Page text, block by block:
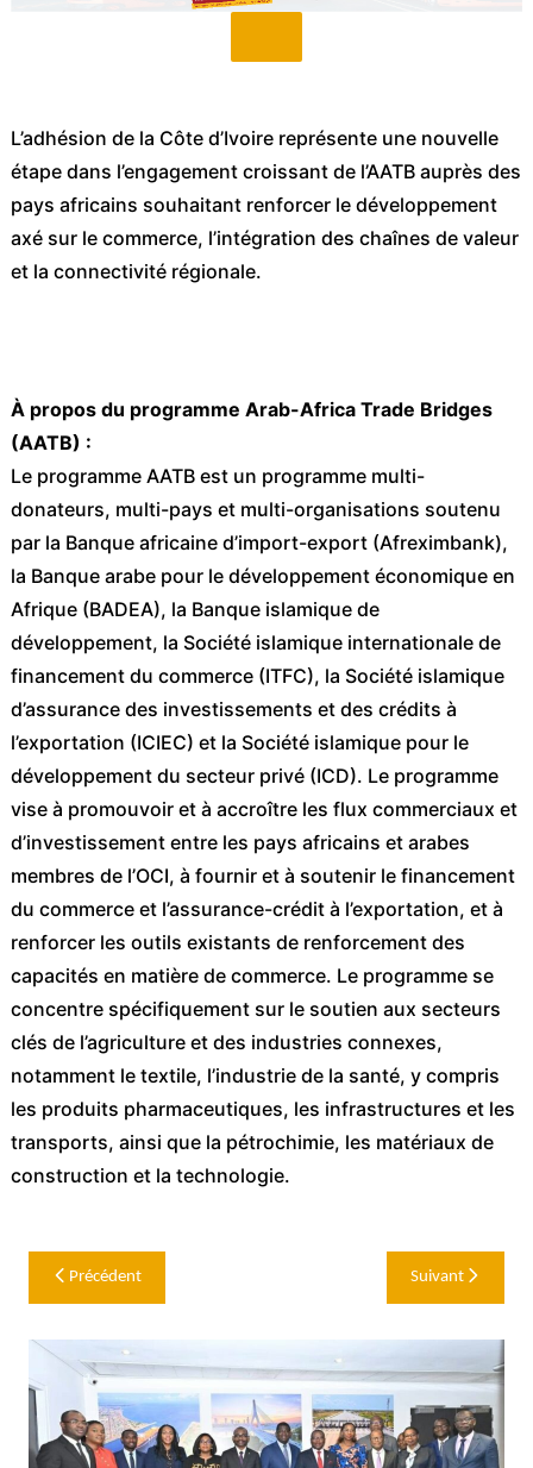
L’adhésion de la Côte d’Ivoire représente une nouvelle
étape dans l’engagement croissant de l’AATB auprès des
pays africains souhaitant renforcer le développement
axé sur le commerce, l’intégration des chaînes de valeur
et la connectivité régionale.
À propos du programme Arab-Africa Trade Bridges
(AATB) :
Le programme AATB est un programme multi-
donateurs, multi-pays et multi-organisations soutenu
par la Banque africaine d’import-export (Afreximbank),
la Banque arabe pour le développement économique en
Afrique (BADEA), la Banque islamique de
développement, la Société islamique internationale de
financement du commerce (ITFC), la Société islamique
d’assurance des investissements et des crédits à
l’exportation (ICIEC) et la Société islamique pour le
développement du secteur privé (ICD). Le programme
vise à promouvoir et à accroître les flux commerciaux et
d’investissement entre les pays africains et arabes
membres de l’OCI, à fournir et à soutenir le financement
du commerce et l’assurance-crédit à l’exportation, et à
renforcer les outils existants de renforcement des
capacités en matière de commerce. Le programme se
concentre spécifiquement sur le soutien aux secteurs
clés de l’agriculture et des industries connexes,
notamment le textile, l’industrie de la santé, y compris
les produits pharmaceutiques, les infrastructures et les
transports, ainsi que la pétrochimie, les matériaux de
construction et la technologie.
Navigation
de
l’article
Précédent Suivant